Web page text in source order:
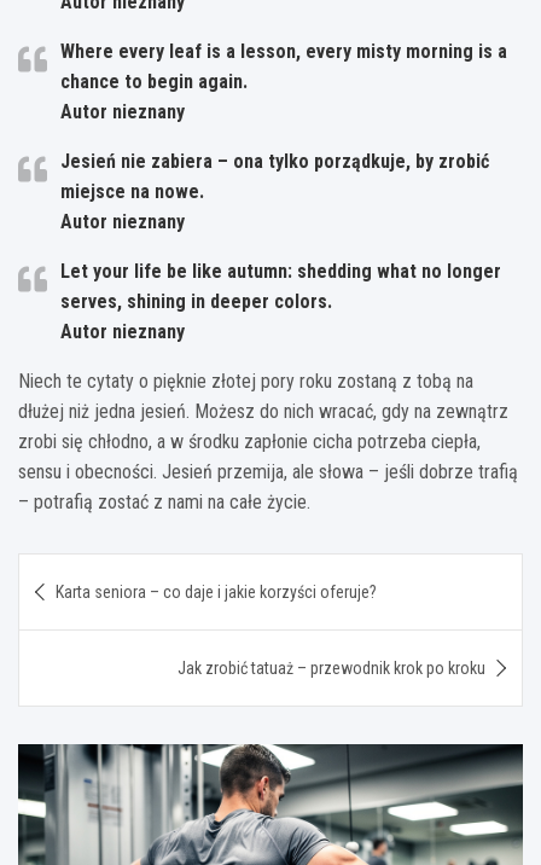
Where every leaf is a lesson, every misty morning is a
chance to begin again.
Autor nieznany
Jesień nie zabiera – ona tylko porządkuje, by zrobić
miejsce na nowe.
Autor nieznany
Let your life be like autumn: shedding what no longer
serves, shining in deeper colors.
Autor nieznany
Niech te cytaty o pięknie złotej pory roku zostaną z tobą na
dłużej niż jedna jesień. Możesz do nich wracać, gdy na zewnątrz
zrobi się chłodno, a w środku zapłonie cicha potrzeba ciepła,
sensu i obecności. Jesień przemija, ale słowa – jeśli dobrze trafią
– potrafią zostać z nami na całe życie.
wpisu
Karta seniora – co daje i jakie korzyści oferuje?
Jak zrobić tatuaż – przewodnik krok po kroku